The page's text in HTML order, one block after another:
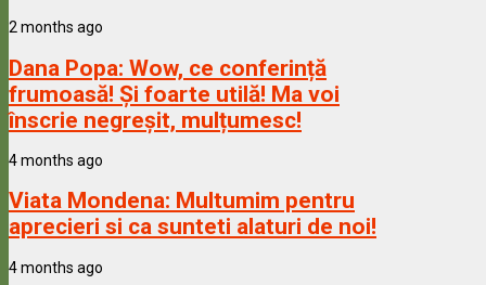
2 months ago
Dana Popa: Wow, ce conferință
frumoasă! Și foarte utilă! Ma voi
înscrie negreșit, mulțumesc!
4 months ago
Viata Mondena: Multumim pentru
aprecieri si ca sunteti alaturi de noi!
4 months ago